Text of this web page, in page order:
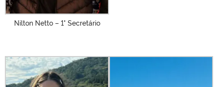
Nilton Netto – 1° Secretário